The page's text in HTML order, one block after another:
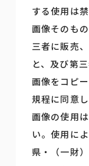
する使用は禁
画像そのも
三者に販売
と、及び第
画像をコピ
規程に同意
画像の使用
い。使用に
県・（一財